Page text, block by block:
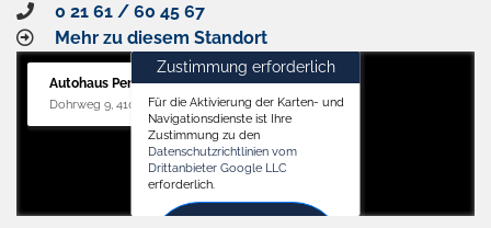
0 21 61 / 60 45 67
Mehr zu diesem Standort
Autohaus Penders (Service)
Dohrweg 9, 41066 Mönchengladbach
Zustimmung erforderlich
Für die Aktivierung der Karten- und
Navigationsdienste ist Ihre
Zustimmung zu den
Datenschutzrichtlinien vom
Drittanbieter Google LLC
erforderlich.